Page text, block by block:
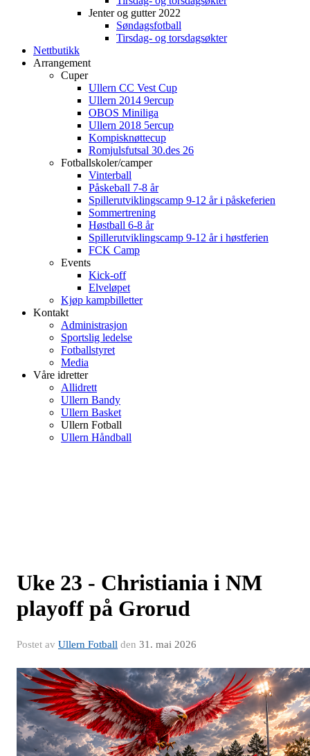
Jenter og gutter 2022
Søndagsfotball
Tirsdag- og torsdagsøkter
Nettbutikk
Arrangement
Cuper
Ullern CC Vest Cup
Ullern 2014 9ercup
OBOS Miniliga
Ullern 2018 5ercup
Kompisknøttecup
Romjulsfutsal 30.des 26
Fotballskoler/camper
Vinterball
Påskeball 7-8 år
Spillerutviklingscamp 9-12 år i påskeferien
Sommertrening
Høstball 6-8 år
Spillerutviklingscamp 9-12 år i høstferien
FCK Camp
Events
Kick-off
Elveløpet
Kjøp kampbilletter
Kontakt
Administrasjon
Sportslig ledelse
Fotballstyret
Media
Våre idretter
Allidrett
Ullern Bandy
Ullern Basket
Ullern Fotball
Ullern Håndball
Uke 23 - Christiania i NM
playoff på Grorud
Postet av Ullern Fotball den 31. mai 2026